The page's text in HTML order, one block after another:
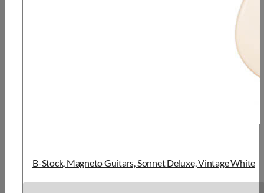
B-Stock, Magneto Guitars, Sonnet Deluxe, Vintage White